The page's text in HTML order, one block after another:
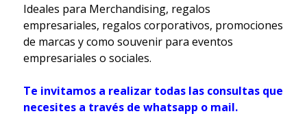
Ideales para Merchandising, regalos
empresariales, regalos corporativos, promociones
de marcas y como souvenir para eventos
empresariales o sociales.
Te invitamos a realizar todas las consultas que
necesites a través de whatsapp o mail.